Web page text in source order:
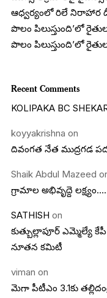
ఆధ్వర్యంలో రిలే నిరాహార
పొలం పిలుస్తుంది’లో
పొలం పిలుస్తుంది’లో
Recent Comments
KOLIPAKA BC
koyyakrishna on
దివంగత నేత ముద్రగడ
Shaik Abdul Mazeed
గ్రామాల అభివృద్దె
SATHISH on
కుత్బుల్లాపూర్ ఎమ్మెల్యే
నూతన కమిటీ
viman on
మెగా పీటీఎం 3.1కు